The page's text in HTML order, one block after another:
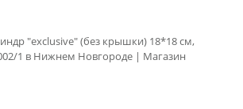
"exclusive" (без крышки) 18*18 см,
1 в Нижнем Новгороде | Магазин